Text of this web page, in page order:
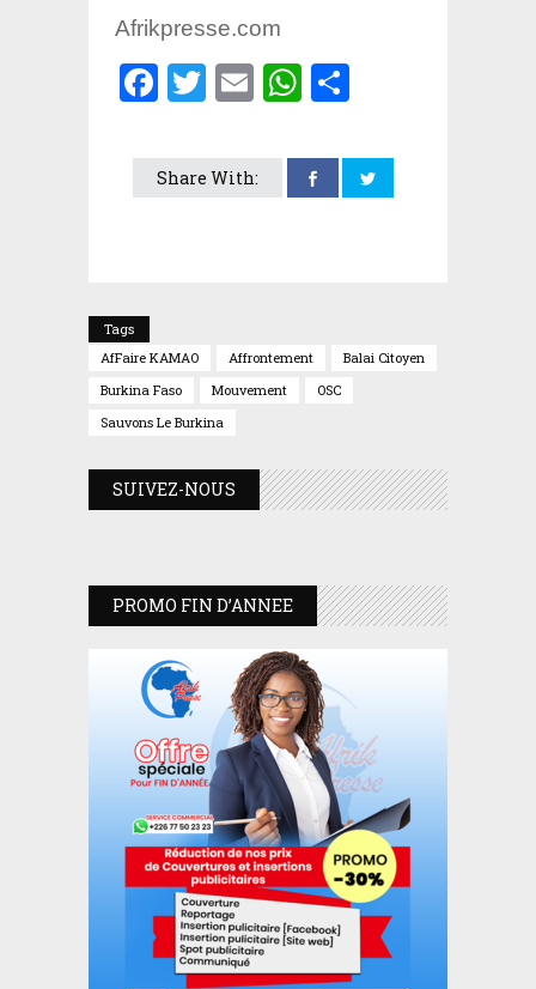
Afrikpresse.com
Facebook
Twitter
EmailWhatsApp
Share With:
Tags
AfFaire KAMAO
Affrontement
Balai Citoyen
Burkina Faso
Mouvement
OSC
Sauvons Le Burkina
SUIVEZ-NOUS
PROMO FIN D’ANNEE